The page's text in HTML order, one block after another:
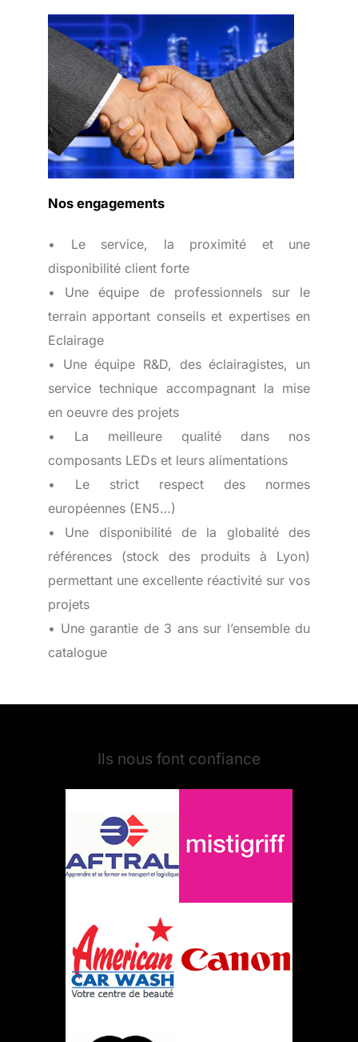
Nos engagements
• Le service, la proximité et une
disponibilité client forte
• Une équipe de professionnels sur le
terrain apportant conseils et expertises en
Eclairage
• Une équipe R&D, des éclairagistes, un
service technique accompagnant la mise
en oeuvre des projets
• La meilleure qualité dans nos
composants LEDs et leurs alimentations
• Le strict respect des normes
européennes (EN5…)
• Une disponibilité de la globalité des
références (stock des produits à Lyon)
permettant une excellente réactivité sur vos
projets
• Une garantie de 3 ans sur l’ensemble du
catalogue
Ils nous font confiance